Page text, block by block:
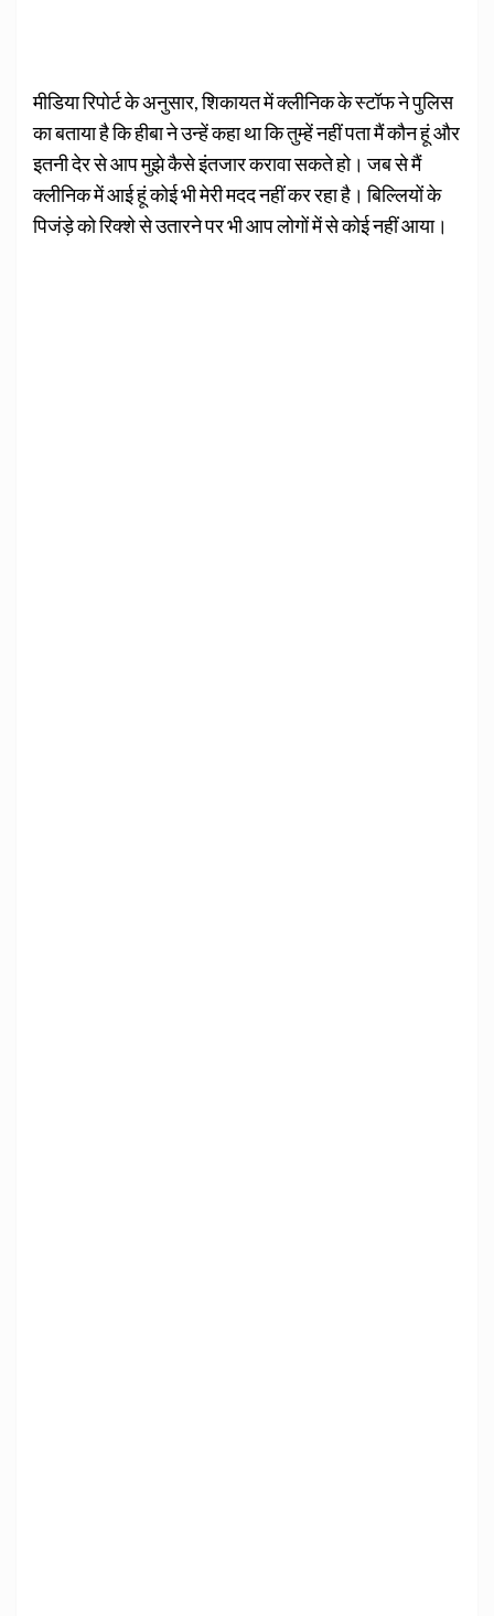
मीडिया रिपोर्ट के अनुसार, शिकायत में क्लीनिक के स्टॉफ ने पुलिस
का बताया है कि हीबा ने उन्हें कहा था कि तुम्हें नहीं पता मैं कौन हूं और
इतनी देर से आप मुझे कैसे इंतजार करावा सकते हो। जब से मैं
क्लीनिक में आई हूं कोई भी मेरी मदद नहीं कर रहा है। बिल्लियों के
पिजंड़े को रिक्शे से उतारने पर भी आप लोगों में से कोई नहीं आया।